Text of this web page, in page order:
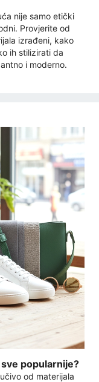
nije samo etički
Provjerite od
izrađeni, kako
ih stilizirati da
i moderno.
popularnije?
od materijala